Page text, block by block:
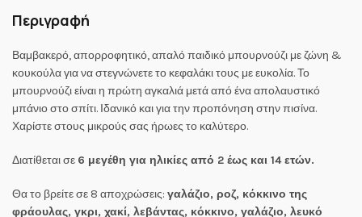
Περιγραφή
Βαμβακερό, απορροφητικό, απαλό παιδικό μπουρνούζι με ζώνη &
κουκούλα για να στεγνώνετε το κεφαλάκι τους με ευκολία. Το
μπουρνούζι είναι η πρώτη αγκαλιά μετά από ένα απολαυστικό
μπάνιο στο σπίτι. Ιδανικό και για την προπόνηση στην πισίνα.
Χαρίστε στους μικρούς σας ήρωες το καλύτερο.
Διατίθεται σε 6 μεγέθη για ηλικίες από 2 έως και 14 ετών.
Θα το βρείτε σε 8 αποχρώσεις: γαλάζιο, ροζ, κόκκινο της
φράουλας, γκρι, χακί, λεβάντας, κόκκινο, γαλάζιο, λευκό